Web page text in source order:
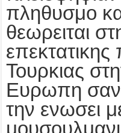
πληθυσμο
θεωρειται
επεκτατικης
Τουρκιας
Ευρωπη
την ενωσει